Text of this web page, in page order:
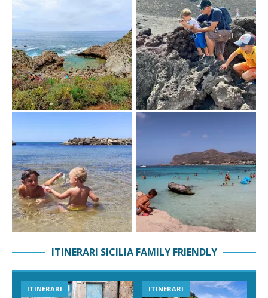
ITINERARI SICILIA FAMILY FRIENDLY
ITINERARI ITINERARI